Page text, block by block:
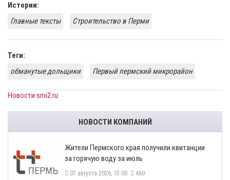
Истории:
Главные тексты
Строительство в Перми
Теги:
обманутые дольщики
Первый пермский микрорайон
Новости smi2.ru
НОВОСТИ КОМПАНИЙ
​Жители Пермского края получили квитанции
за горячую воду за июль
07 августа 2026, 15:00 460